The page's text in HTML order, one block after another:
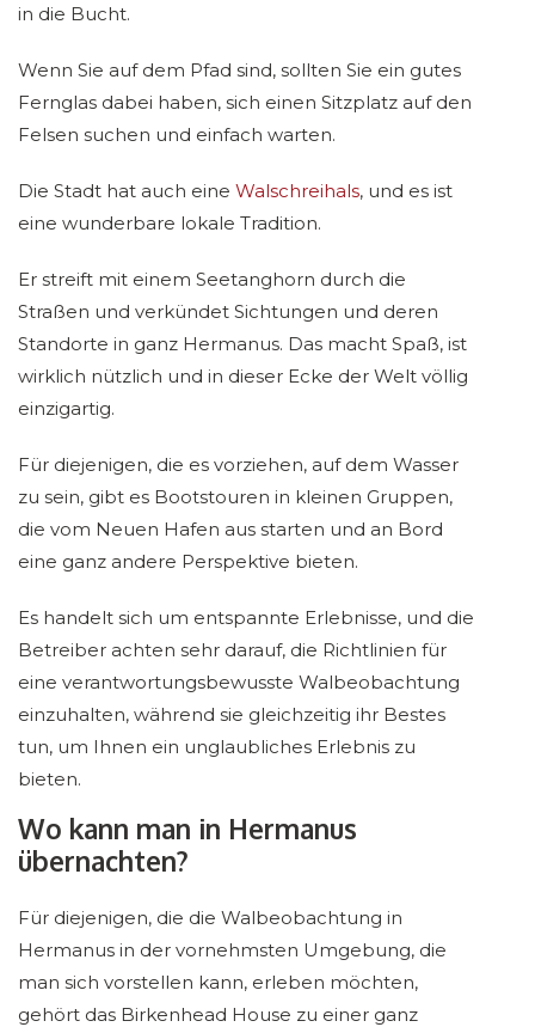
in die Bucht.
Wenn Sie auf dem Pfad sind, sollten Sie ein gutes
Fernglas dabei haben, sich einen Sitzplatz auf den
Felsen suchen und einfach warten.
Die Stadt hat auch eine Walschreihals, und es ist
eine wunderbare lokale Tradition.
Er streift mit einem Seetanghorn durch die
Straßen und verkündet Sichtungen und deren
Standorte in ganz Hermanus. Das macht Spaß, ist
wirklich nützlich und in dieser Ecke der Welt völlig
einzigartig.
Für diejenigen, die es vorziehen, auf dem Wasser
zu sein, gibt es Bootstouren in kleinen Gruppen,
die vom Neuen Hafen aus starten und an Bord
eine ganz andere Perspektive bieten.
Es handelt sich um entspannte Erlebnisse, und die
Betreiber achten sehr darauf, die Richtlinien für
eine verantwortungsbewusste Walbeobachtung
einzuhalten, während sie gleichzeitig ihr Bestes
tun, um Ihnen ein unglaubliches Erlebnis zu
bieten.
Wo kann man in Hermanus
übernachten?
Für diejenigen, die die Walbeobachtung in
Hermanus in der vornehmsten Umgebung, die
man sich vorstellen kann, erleben möchten,
gehört das Birkenhead House zu einer ganz